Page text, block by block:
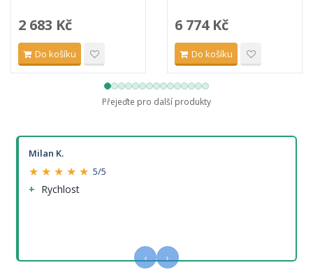
2 683 Kč
Do košíku
6 774 Kč
Do košíku
Přejeďte pro další produkty
Milan K.
★ ★ ★ ★ ★ 5/5
Rychlost
‹ ›